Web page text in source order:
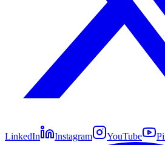
LinkedIn Instagram YouTube